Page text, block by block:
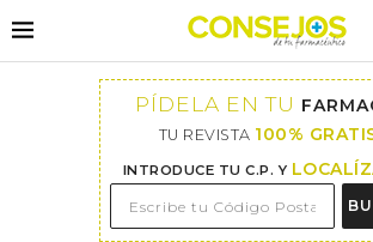
PÍDELA EN TU
TU REVISTA 100%
INTRODUCE TU C.P. Y